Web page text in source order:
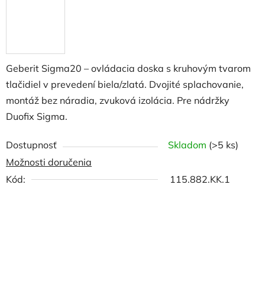
Geberit Sigma20 – ovládacia doska s kruhovým tvarom
tlačidiel v prevedení biela/zlatá. Dvojité splachovanie,
montáž bez náradia, zvuková izolácia. Pre nádržky
Duofix Sigma.
Dostupnosť Skladom (>5 ks)
Možnosti doručenia
Kód:
115.882.KK.1